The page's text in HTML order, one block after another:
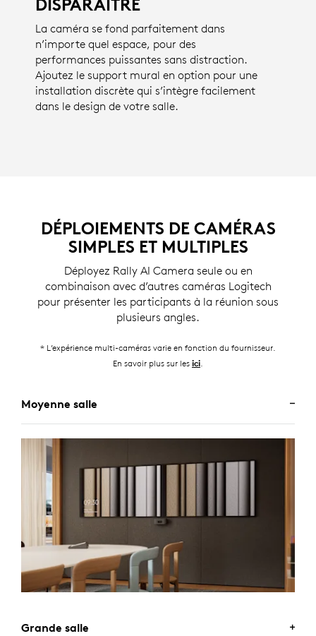
* simulation d’une image à l’écran
DISPARAÎTRE
La caméra se fond parfaitement dans
n’importe quel espace, pour des
performances puissantes sans distraction.
Ajoutez le support mural en option pour une
installation discrète qui s’intègre facilement
dans le design de votre salle.
DÉPLOIEMENTS DE CAMÉRAS
SIMPLES ET MULTIPLES
Déployez Rally AI Camera seule ou en
combinaison avec d’autres caméras Logitech
pour présenter les participants à la réunion sous
plusieurs angles.
* L’expérience multi-caméras varie en fonction du fournisseur.
En savoir plus sur les ici.
Moyenne salle
Grande salle